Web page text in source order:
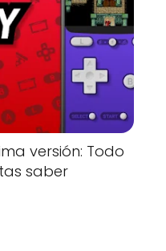
versión: Todo
saber